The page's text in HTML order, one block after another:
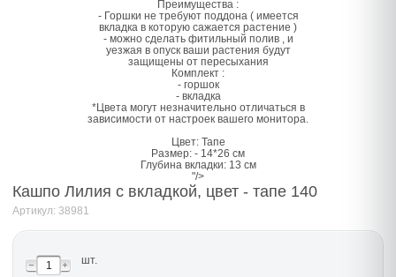
Преимущества :
- Горшки не требуют поддона ( имеется
вкладка в которую сажается растение )
- можно сделать фитильный полив , и
уезжая в опуск ваши растения будут
защищены от пересыхания
Комплект :
- горшок
- вкладка
*Цвета могут незначительно отличаться в
зависимости от настроек вашего монитора.
Цвет: Тапе
Размер: - 14*26 см
Глубина вкладки: 13 см
"/>
Кашпо Лилия с вкладкой, цвет - тапе 140
Артикул: 38981
шт.